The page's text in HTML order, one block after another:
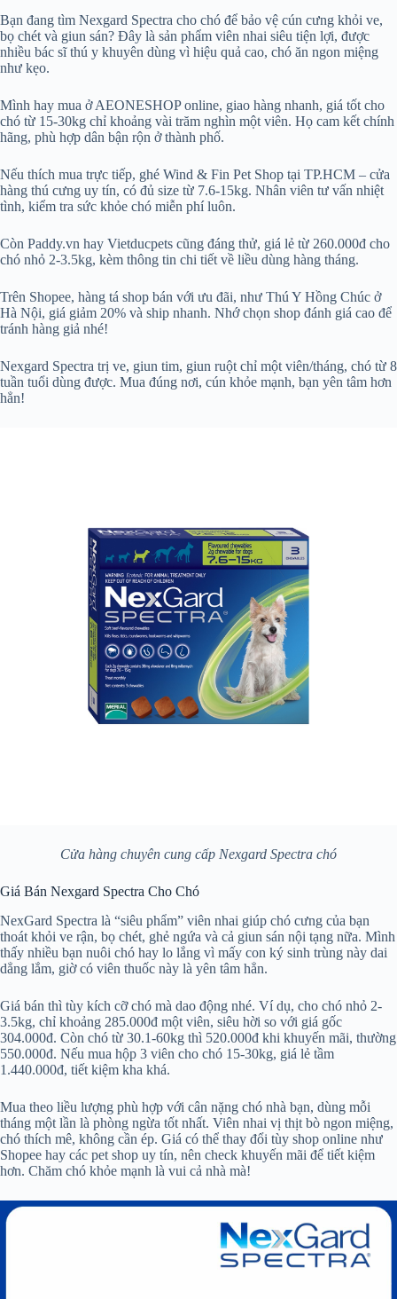
Bạn đang tìm Nexgard Spectra cho chó để bảo vệ cún cưng khỏi ve,
bọ chét và giun sán? Đây là sản phẩm viên nhai siêu tiện lợi, được
nhiều bác sĩ thú y khuyên dùng vì hiệu quả cao, chó ăn ngon miệng
như kẹo.
Mình hay mua ở AEONESHOP online, giao hàng nhanh, giá tốt cho
chó từ 15-30kg chỉ khoảng vài trăm nghìn một viên. Họ cam kết chính
hãng, phù hợp dân bận rộn ở thành phố.
Nếu thích mua trực tiếp, ghé Wind & Fin Pet Shop tại TP.HCM – cửa
hàng thú cưng uy tín, có đủ size từ 7.6-15kg. Nhân viên tư vấn nhiệt
tình, kiểm tra sức khỏe chó miễn phí luôn.
Còn Paddy.vn hay Vietducpets cũng đáng thử, giá lẻ từ 260.000đ cho
chó nhỏ 2-3.5kg, kèm thông tin chi tiết về liều dùng hàng tháng.
Trên Shopee, hàng tá shop bán với ưu đãi, như Thú Y Hồng Chúc ở
Hà Nội, giá giảm 20% và ship nhanh. Nhớ chọn shop đánh giá cao để
tránh hàng giả nhé!
Nexgard Spectra trị ve, giun tim, giun ruột chỉ một viên/tháng, chó từ 8
tuần tuổi dùng được. Mua đúng nơi, cún khỏe mạnh, bạn yên tâm hơn
hẳn!
Cửa hàng chuyên cung cấp Nexgard Spectra chó
Giá Bán Nexgard Spectra Cho Chó
NexGard Spectra là “siêu phẩm” viên nhai giúp chó cưng của bạn
thoát khỏi ve rận, bọ chét, ghẻ ngứa và cả giun sán nội tạng nữa. Mình
thấy nhiều bạn nuôi chó hay lo lắng vì mấy con ký sinh trùng này dai
dẳng lắm, giờ có viên thuốc này là yên tâm hẳn.
Giá bán thì tùy kích cỡ chó mà dao động nhé. Ví dụ, cho chó nhỏ 2-
3.5kg, chỉ khoảng 285.000đ một viên, siêu hời so với giá gốc
304.000đ. Còn chó từ 30.1-60kg thì 520.000đ khi khuyến mãi, thường
550.000đ. Nếu mua hộp 3 viên cho chó 15-30kg, giá lẻ tầm
1.440.000đ, tiết kiệm kha khá.
Mua theo liều lượng phù hợp với cân nặng chó nhà bạn, dùng mỗi
tháng một lần là phòng ngừa tốt nhất. Viên nhai vị thịt bò ngon miệng,
chó thích mê, không cần ép. Giá có thể thay đổi tùy shop online như
Shopee hay các pet shop uy tín, nên check khuyến mãi để tiết kiệm
hơn. Chăm chó khỏe mạnh là vui cả nhà mà!